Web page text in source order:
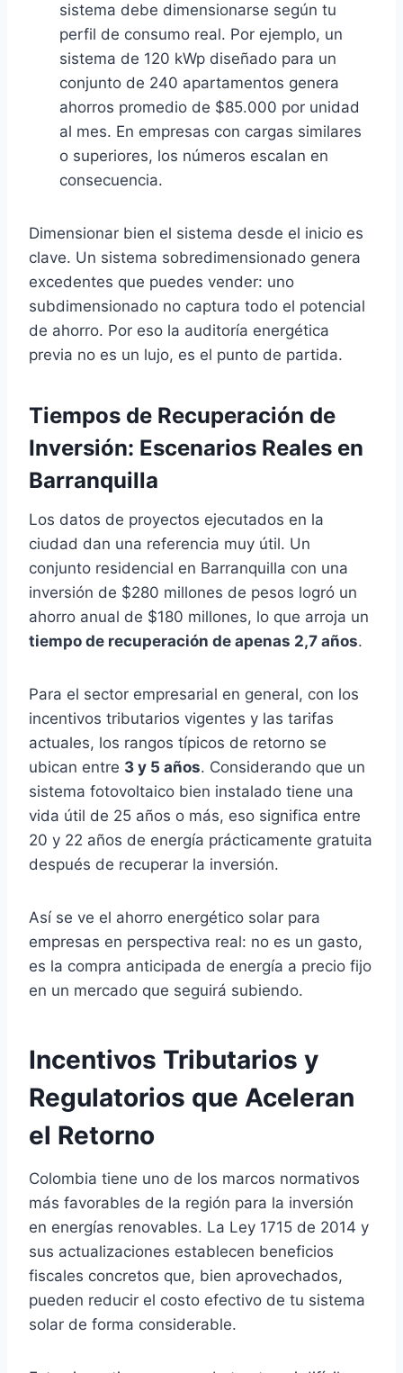
sistema debe dimensionarse según tu
perfil de consumo real. Por ejemplo, un
sistema de 120 kWp diseñado para un
conjunto de 240 apartamentos genera
ahorros promedio de $85.000 por unidad
al mes. En empresas con cargas similares
o superiores, los números escalan en
consecuencia.
Dimensionar bien el sistema desde el inicio es
clave. Un sistema sobredimensionado genera
excedentes que puedes vender: uno
subdimensionado no captura todo el potencial
de ahorro. Por eso la auditoría energética
previa no es un lujo, es el punto de partida.
Tiempos de Recuperación de
Inversión: Escenarios Reales en
Barranquilla
Los datos de proyectos ejecutados en la
ciudad dan una referencia muy útil. Un
conjunto residencial en Barranquilla con una
inversión de $280 millones de pesos logró un
ahorro anual de $180 millones, lo que arroja un
tiempo de recuperación de apenas 2,7 años.
Para el sector empresarial en general, con los
incentivos tributarios vigentes y las tarifas
actuales, los rangos típicos de retorno se
ubican entre 3 y 5 años. Considerando que un
sistema fotovoltaico bien instalado tiene una
vida útil de 25 años o más, eso significa entre
20 y 22 años de energía prácticamente gratuita
después de recuperar la inversión.
Así se ve el ahorro energético solar para
empresas en perspectiva real: no es un gasto,
es la compra anticipada de energía a precio fijo
en un mercado que seguirá subiendo.
Incentivos Tributarios y
Regulatorios que Aceleran
el Retorno
Colombia tiene uno de los marcos normativos
más favorables de la región para la inversión
en energías renovables. La Ley 1715 de 2014 y
sus actualizaciones establecen beneficios
fiscales concretos que, bien aprovechados,
pueden reducir el costo efectivo de tu sistema
solar de forma considerable.